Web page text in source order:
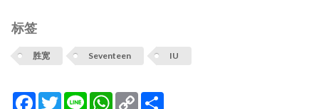
标签
胜宽 Seventeen IU
Facebook
TwitterLine WhatsApp
Copy